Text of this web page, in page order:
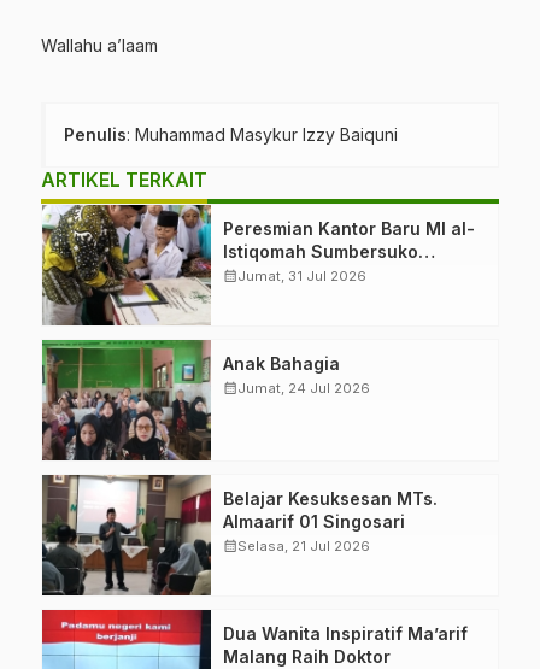
Wallahu a’laam
Penulis: Muhammad Masykur Izzy Baiquni
ARTIKEL TERKAIT
Peresmian Kantor Baru MI al-
Istiqomah Sumbersuko
Tajinan. Ketua LP Ma’arif
calendar_monthJumat, 31 Jul 2026
Anak Bahagia
calendar_monthJumat, 24 Jul 2026
Belajar Kesuksesan MTs.
Almaarif 01 Singosari
calendar_monthSelasa, 21 Jul 2026
Dua Wanita Inspiratif Ma’arif
Malang Raih Doktor